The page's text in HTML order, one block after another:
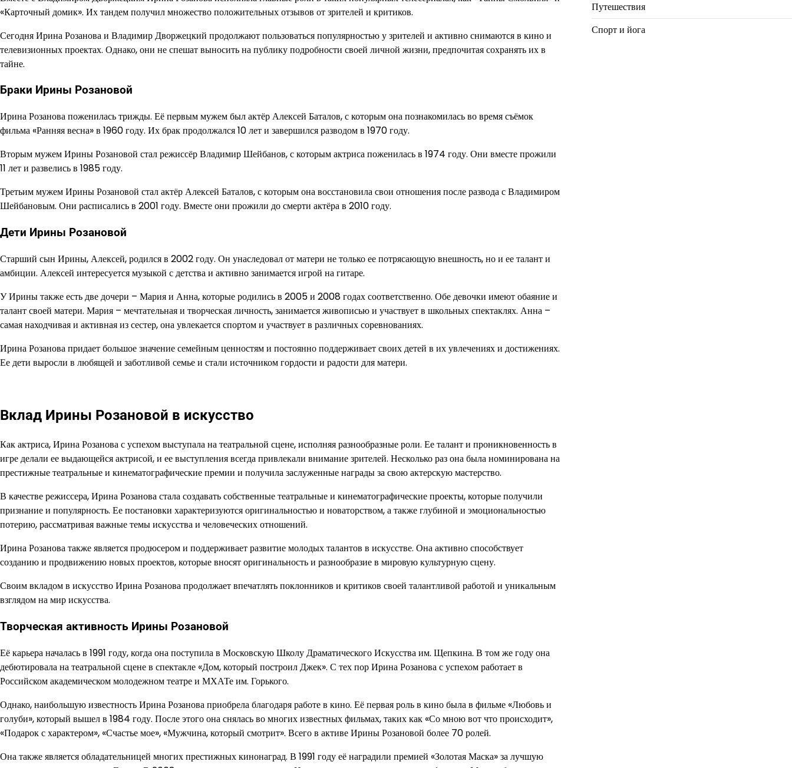
«Карточный домик». Их тандем получил множество положительных отзывов от зрителей и критиков.
Сегодня Ирина Розанова и Владимир Дворжецкий продолжают пользоваться популярностью у зрителей и активно снимаются в кино и
телевизионных проектах. Однако, они не спешат выносить на публику подробности своей личной жизни, предпочитая сохранять их в
тайне.
Браки Ирины Розановой
Ирина Розанова поженилась трижды. Её первым мужем был актёр Алексей Баталов, с которым она познакомилась во время съёмок
фильма «Ранняя весна» в 1960 году. Их брак продолжался 10 лет и завершился разводом в 1970 году.
Вторым мужем Ирины Розановой стал режиссёр Владимир Шейбанов, с которым актриса поженилась в 1974 году. Они вместе прожили
11 лет и развелись в 1985 году.
Третьим мужем Ирины Розановой стал актёр Алексей Баталов, с которым она восстановила свои отношения после развода с Владимиром
Шейбановым. Они расписались в 2001 году. Вместе они прожили до смерти актёра в 2010 году.
Дети Ирины Розановой
Старший сын Ирины, Алексей, родился в 2002 году. Он унаследовал от матери не только ее потрясающую внешность, но и ее талант и
амбиции. Алексей интересуется музыкой с детства и активно занимается игрой на гитаре.
У Ирины также есть две дочери – Мария и Анна, которые родились в 2005 и 2008 годах соответственно. Обе девочки имеют обаяние и
талант своей матери. Мария – мечтательная и творческая личность, занимается живописью и участвует в школьных спектаклях. Анна –
самая находчивая и активная из сестер, она увлекается спортом и участвует в различных соревнованиях.
Ирина Розанова придает большое значение семейным ценностям и постоянно поддерживает своих детей в их увлечениях и достижениях.
Ее дети выросли в любящей и заботливой семье и стали источником гордости и радости для матери.
Вклад Ирины Розановой в искусство
Как актриса, Ирина Розанова с успехом выступала на театральной сцене, исполняя разнообразные роли. Ее талант и проникновенность в
игре делали ее выдающейся актрисой, и ее выступления всегда привлекали внимание зрителей. Несколько раз она была номинирована на
престижные театральные и кинематографические премии и получила заслуженные награды за свою актерскую мастерство.
В качестве режиссера, Ирина Розанова стала создавать собственные театральные и кинематографические проекты, которые получили
признание и популярность. Ее постановки характеризуются оригинальностью и новаторством, а также глубиной и эмоциональностью
потерию, рассматривая важные темы искусства и человеческих отношений.
Ирина Розанова также является продюсером и поддерживает развитие молодых талантов в искусстве. Она активно способствует
созданию и продвижению новых проектов, которые вносят оригинальность и разнообразие в мировую культурную сцену.
Своим вкладом в искусство Ирина Розанова продолжает впечатлять поклонников и критиков своей талантливой работой и уникальным
взглядом на мир искусства.
Творческая активность Ирины Розановой
Её карьера началась в 1991 году, когда она поступила в Московскую Школу Драматического Искусства им. Щепкина. В том же году она
дебютировала на театральной сцене в спектакле «Дом, который построил Джек». С тех пор Ирина Розанова с успехом работает в
Российском академическом молодежном театре и МХАТе им. Горького.
Однако, наибольшую известность Ирина Розанова приобрела благодаря работе в кино. Её первая роль в кино была в фильме «Любовь и
голуби», который вышел в 1984 году. После этого она снялась во многих известных фильмах, таких как «Со мною вот что происходит»,
«Подарок с характером», «Счастье мое», «Мужчина, который смотрит». Всего в активе Ирины Розановой более 70 ролей.
Она также является обладательницей многих престижных кинонаград. В 1991 году её наградили премией «Золотая Маска» за лучшую
Путешествия
Спорт и йога